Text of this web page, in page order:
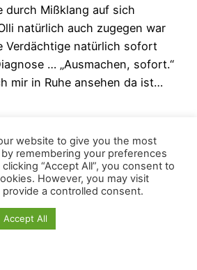
durch Mißklang auf sich
natürlich auch zugegen war
Verdächtige natürlich sofort
… „Ausmachen, sofort.“
mir in Ruhe ansehen da ist…
website to give you the most
remembering your preferences
“Accept All”, you consent to
However, you may visit
a controlled consent.
Accept All